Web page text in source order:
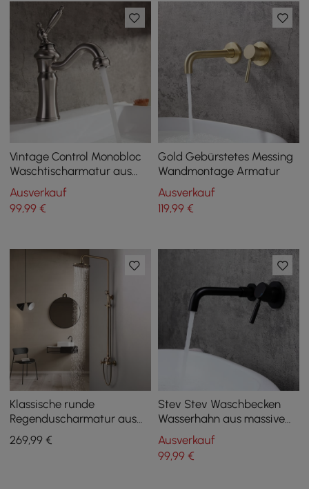
Vintage Control Monobloc
Waschtischarmatur aus
massivem Messing in
gebürstetem Nickel
Ausverkauf
99,99 €
Gold Gebürstetes Messing
Wandmontage Armatur
Ausverkauf
119,99€
Klassische runde
Regenduscharmatur aus
offenem antikem Messing
mit zwei Griffen, massives
269,99 €
Stev Stev Waschbecken
Wasserhahn aus massivem
Messing mit einem Griff
Ausverkauf
99,99€